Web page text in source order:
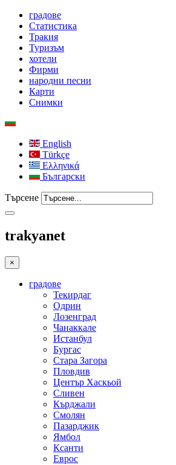
градове
Статистика
Тракия
Туризъм
хотели
Фирми
народни песни
Карти
Снимки
English
Türkçe
Ελληνικά
Български
Търсене
trakyanet
×
градове
Текирдаг
Одрин
Лозенград
Чанаккале
Истанбул
Бургас
Стара Загора
Пловдив
Център Хаскьой
Сливен
Кърджали
Смолян
Пазарджик
Ямбол
Ксанти
Еврос